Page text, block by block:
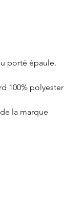
porté épaule.
100% polyester
la marque